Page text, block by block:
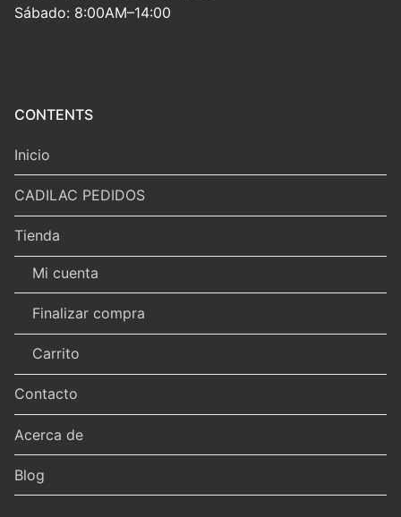
Sábado: 8:00AM–14:00
CONTENTS
Inicio
CADILAC PEDIDOS
Tienda
Mi cuenta
Finalizar compra
Carrito
Contacto
Acerca de
Blog